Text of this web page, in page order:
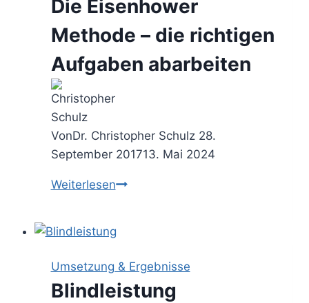
von
Ballast
Die Eisenhower
Methode – die richtigen
Aufgaben abarbeiten
VonDr. Christopher Schulz 28.
September 201713. Mai 2024
WeiterlesenDie
–
die
richtigen
Aufgaben
Umsetzung & Ergebnisse
Blindleistung